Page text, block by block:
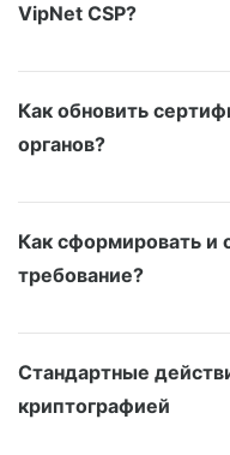
VipNet CSP?
Как обновить
органов?
Как сформировать и
требование?
Стандартные
криптографией